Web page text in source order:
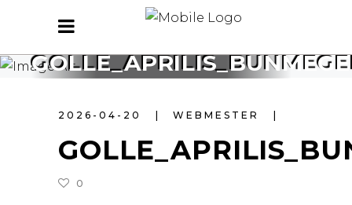
2026-04-20 WEBMESTER
0